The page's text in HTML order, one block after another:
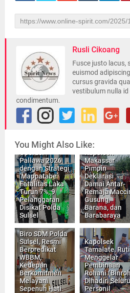
Rusli Cikoang
Fusce justo lacus,
euismod
cursus gravida
vestibulum nulla
condimentum.
You Might Also Like:
INILAH Hasil,
Pallawa 2026
dengan Strategi
‘Mappatabe’
Fatalitas Laka
Turun 7%, 9
Pelanggaran
Disikat Polda
Sulsel
Makassar
Pimpin
Deklarasi
Damai Antar-
Remaja
Gusung,
Barana, dan
Barabaraya
Biro SDM Polda
Sulsel, Resmi
Berpredikat
WBBM,
Kedepan
Berkomitmen
Melayani
Sepenuh Hati
Kapolsek
Tamalate,
Menggelar
Pembinaan
Rohani
Dihadiri
Personil